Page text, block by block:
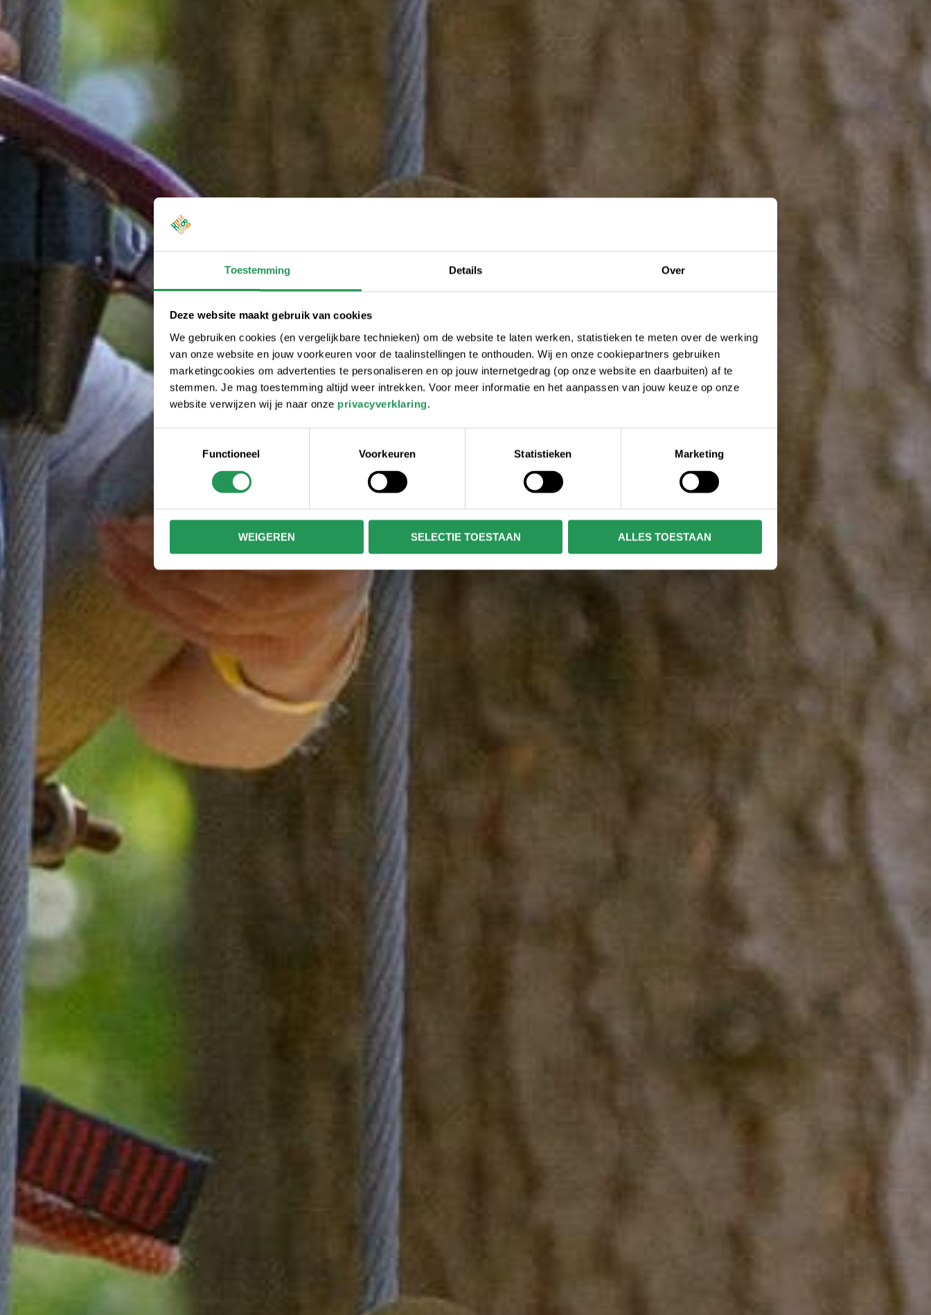
Toestemming Details Over
Deze website maakt gebruik van cookies
We gebruiken cookies (en vergelijkbare technieken) om de website te laten werken, statistieken te meten over de werking
van onze website en jouw voorkeuren voor de taalinstellingen te onthouden. Wij en onze cookiepartners gebruiken
marketingcookies om advertenties te personaliseren en op jouw internetgedrag (op onze website en daarbuiten) af te
stemmen. Je mag toestemming altijd weer intrekken. Voor meer informatie en het aanpassen van jouw keuze op onze
website verwijzen wij je naar onze privacyverklaring.
Functioneel
Voorkeuren Statistieken Marketing
WEIGEREN SELECTIE TOESTAAN ALLES TOESTAAN